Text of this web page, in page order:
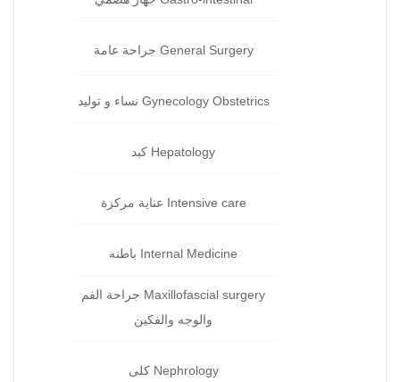
General Surgery جراحة‏ عامة
Gynecology Obstetrics نساء و توليد‏
Hepatology كبد‏
Intensive care عناية مركزة‏
Internal Medicine باطنه
Maxillofascial surgery جراحة الفم
والوجه والفكين
Nephrology كلى‏